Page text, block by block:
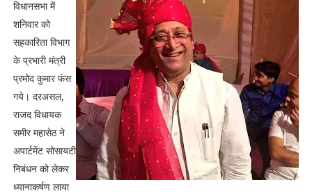
विधानसभा में
शनिवार को
सहकारिता विभाग
के प्रभारी मंत्री
प्रमोद कुमार फंस
गये। दरअसल,
राजद विधायक
समीर महासेठ ने
अपार्टमेंट सोसायटी
निबंधन को लेकर
ध्यानाकर्षण लाया